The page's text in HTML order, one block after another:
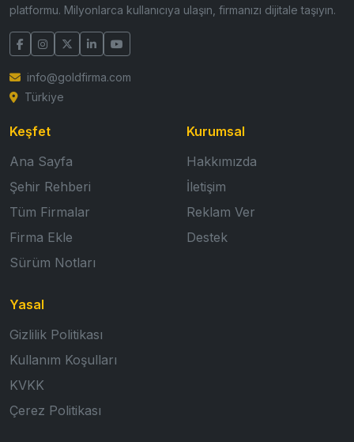
platformu. Milyonlarca kullanıcıya ulaşın, firmanızı dijitale taşıyın.
info@goldfirma.com
Türkiye
Keşfet
Ana Sayfa
Şehir Rehberi
Tüm Firmalar
Firma Ekle
Sürüm Notları
Kurumsal
Hakkımızda
İletişim
Reklam Ver
Destek
Yasal
Gizlilik Politikası
Kullanım Koşulları
KVKK
Çerez Politikası